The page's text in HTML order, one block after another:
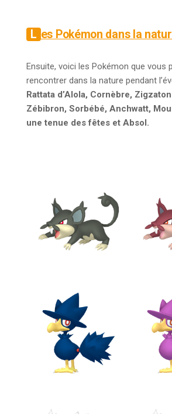
Les Pokémon dans la
Ensuite, voici les Pokémon que vous
rencontrer dans la nature pendant
Rattata d’Alola, Cornèbre,
Zébibron, Sorbébé, Anchwatt,
une tenue des fêtes et Absol.